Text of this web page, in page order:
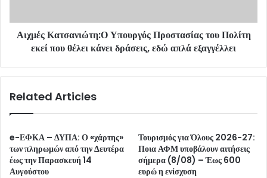
Αιχμές Κατσανιώτη:Ο Υπουργός Προστασίας του Πολίτη
εκεί που θέλει κάνει δράσεις, εδώ απλά εξαγγέλλει
Related Articles
e-ΕΦΚΑ – ΔΥΠΑ: Ο «χάρτης»
των πληρωμών από την Δευτέρα
έως την Παρασκευή 14
Αυγούστου
Τουρισμός για Όλους 2026-27:
Ποια ΑΦΜ υποβάλουν αιτήσεις
σήμερα (8/08) – Έως 600
ευρώ η ενίσχυση